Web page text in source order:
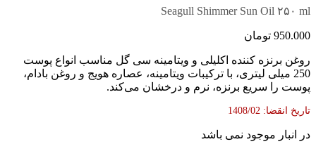
Seagull Shimmer Sun Oil ۲۵۰ ml
950.000 تومان
روغن برنزه کننده اکلیلی و ویتامینه سی گل مناسب انواع پوست
250 میلی لیتری، با ترکیبات ویتامینه، عصاره هویج و روغن بادام،
پوست را سریع برنزه، نرم و درخشان می‌کند.
تاریخ انقضا: 1408/02
در انبار موجود نمی باشد